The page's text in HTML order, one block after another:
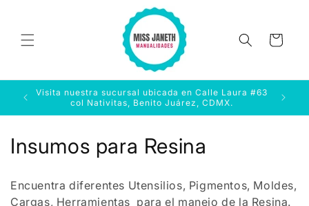
Carrito
Visita nuestra sucursal ubicada en Calle Laura #63
col Nativitas, Benito Juárez, CDMX.
C
l
Insumos para Resina
Encuentra diferentes Utensilios, Pigmentos, Moldes,
Cargas, Herramientas para el manejo de la Resina.